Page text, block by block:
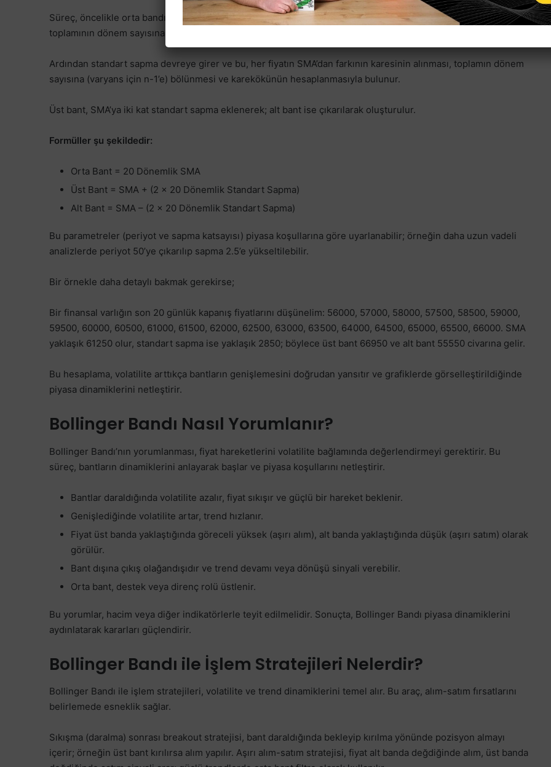
Süreç, öncelikle orta bandın belirlenmesiyle başlar: Bu, son 20 dönemin (gün, saat vb.) kapanış fiyatlarının
toplamının dönem sayısına bölünmesiyle elde edilen basit hareketli ortalama (SMA) ile hesaplanır.
Ardından standart sapma devreye girer ve bu, her fiyatın SMA’dan farkının karesinin alınması, toplamın dönem
sayısına (varyans için n-1’e) bölünmesi ve karekökünün hesaplanmasıyla bulunur.
Üst bant, SMA’ya iki kat standart sapma eklenerek; alt bant ise çıkarılarak oluşturulur.
Formüller şu şekildedir:
Orta Bant = 20 Dönemlik SMA
Üst Bant = SMA + (2 × 20 Dönemlik Standart Sapma)
Alt Bant = SMA – (2 × 20 Dönemlik Standart Sapma)
Bu parametreler (periyot ve sapma katsayısı) piyasa koşullarına göre uyarlanabilir; örneğin daha uzun vadeli
analizlerde periyot 50’ye çıkarılıp sapma 2.5’e yükseltilebilir.
Bir örnekle daha detaylı bakmak gerekirse;
Bir finansal varlığın son 20 günlük kapanış fiyatlarını düşünelim: 56000, 57000, 58000, 57500, 58500, 59000,
59500, 60000, 60500, 61000, 61500, 62000, 62500, 63000, 63500, 64000, 64500, 65000, 65500, 66000. SMA
yaklaşık 61250 olur, standart sapma ise yaklaşık 2850; böylece üst bant 66950 ve alt bant 55550 civarına gelir.
Bu hesaplama, volatilite arttıkça bantların genişlemesini doğrudan yansıtır ve grafiklerde görselleştirildiğinde
piyasa dinamiklerini netleştirir.
Bollinger Bandı Nasıl Yorumlanır?
Bollinger Bandı’nın yorumlanması, fiyat hareketlerini volatilite bağlamında değerlendirmeyi gerektirir. Bu
süreç, bantların dinamiklerini anlayarak başlar ve piyasa koşullarını netleştirir.
Bantlar daraldığında volatilite azalır, fiyat sıkışır ve güçlü bir hareket beklenir.
Genişlediğinde volatilite artar, trend hızlanır.
Fiyat üst banda yaklaştığında göreceli yüksek (aşırı alım), alt banda yaklaştığında düşük (aşırı satım) olarak
görülür.
Bant dışına çıkış olağandışıdır ve trend devamı veya dönüşü sinyali verebilir.
Orta bant, destek veya direnç rolü üstlenir.
Bu yorumlar, hacim veya diğer indikatörlerle teyit edilmelidir. Sonuçta, Bollinger Bandı piyasa dinamiklerini
aydınlatarak kararları güçlendirir.
Bollinger Bandı ile İşlem Stratejileri Nelerdir?
Bollinger Bandı ile işlem stratejileri, volatilite ve trend dinamiklerini temel alır. Bu araç, alım-satım fırsatlarını
belirlemede esneklik sağlar.
Sıkışma (daralma) sonrası breakout stratejisi, bant daraldığında bekleyip kırılma yönünde pozisyon almayı
içerir; örneğin üst bant kırılırsa alım yapılır. Aşırı alım-satım stratejisi, fiyat alt banda değdiğinde alım, üst banda